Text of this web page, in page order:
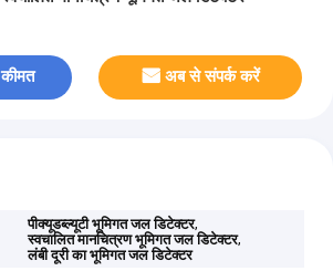
अब से संपर्क करें
पीक्यूडब्ल्यूटी भूमिगत जल डिटेक्टर,
स्वचालित मानचित्रण भूमिगत जल डिटेक्टर,
लंबी दूरी का भूमिगत जल डिटेक्टर